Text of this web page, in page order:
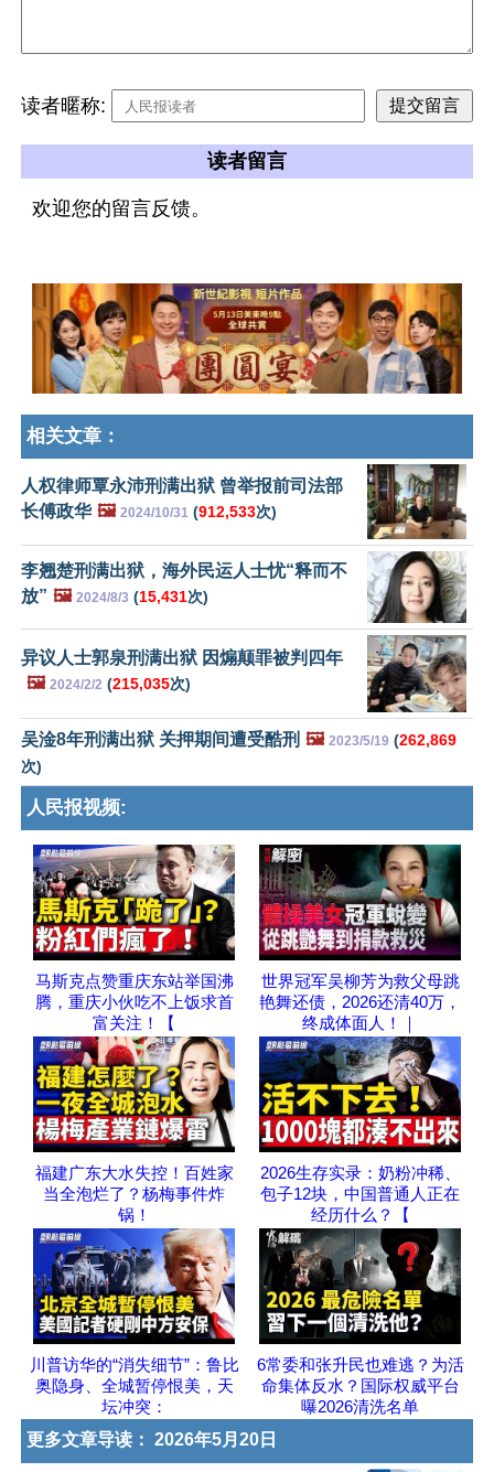
读者暱称:
读者留言
欢迎您的留言反馈。
相关文章：
人权律师覃永沛刑满出狱 曾举报前司法部
长傅政华 🖼️ 2024/10/31 (912,533次)
李翘楚刑满出狱，海外民运人士忧“释而不
放” 🖼️ 2024/8/3 (15,431次)
异议人士郭泉刑满出狱 因煽颠罪被判四年
🖼️ 2024/2/2 (215,035次)
吴淦8年刑满出狱 关押期间遭受酷刑 🖼️ 2023/5/19 (262,869
次)
人民报视频:
马斯克点赞重庆东站举国沸
腾，重庆小伙吃不上饭求首
富关注！【
世界冠军吴柳芳为救父母跳
艳舞还债，2026还清40万，
终成体面人！｜
福建广东大水失控！百姓家
当全泡烂了？杨梅事件炸
锅！
2026生存实录：奶粉冲稀、
包子12块，中国普通人正在
经历什么？【
川普访华的“消失细节”：鲁比
奥隐身、全城暂停恨美，天
坛冲突：
6常委和张升民也难逃？为活
命集体反水？国际权威平台
曝2026清洗名单
更多文章导读： 2026年5月20日